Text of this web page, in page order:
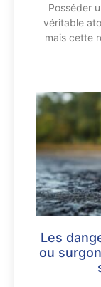
Posséder
véritable
mais cette
Les
ou